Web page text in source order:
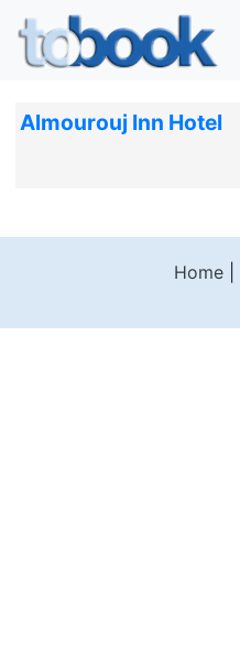
Almourouj Inn Hotel
Home|